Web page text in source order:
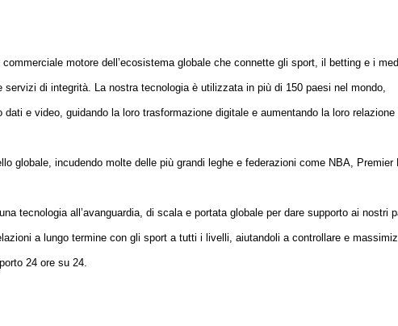
motore dell’ecosistema globale che connette gli sport, il betting e i
di integrità. La nostra tecnologia è utilizzata in più di 150 paesi nel mondo,
e video, guidando la loro trasformazione digitale e aumentando la loro relazione
globale, incudendo molte delle più grandi leghe e federazioni come NBA, Premier
tecnologia all’avanguardia, di scala e portata globale per dare supporto ai nostri
a lungo termine con gli sport a tutti i livelli, aiutandoli a controllare e
24 ore su 24.